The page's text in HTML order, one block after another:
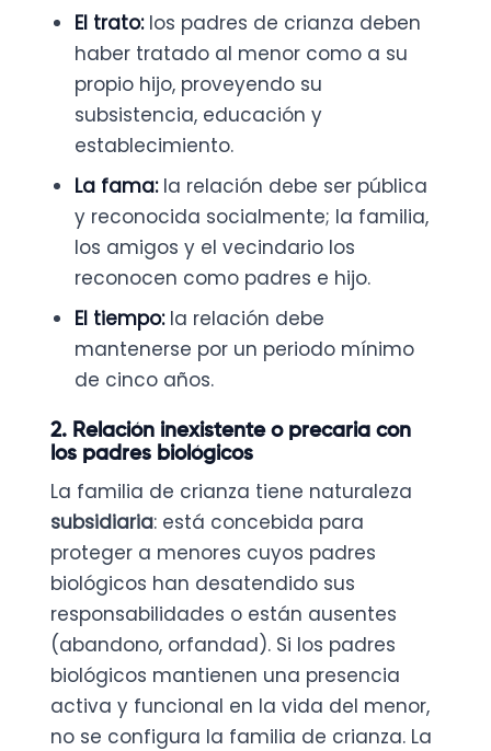
El trato:los padres de crianza deben
haber tratado al menor como a su
propio hijo, proveyendo su
subsistencia, educación y
establecimiento.
La fama:la relación debe ser pública
y reconocida socialmente; la familia,
los amigos y el vecindario los
reconocen como padres e hijo.
El tiempo:la relación debe
mantenerse por un periodo mínimo
de cinco años.
2. Relación inexistente o precaria con
los padres biológicos
La familia de crianza tiene naturaleza
subsidiaria: está concebida para
proteger a menores cuyos padres
biológicos han desatendido sus
responsabilidades o están ausentes
(abandono, orfandad). Si los padres
biológicos mantienen una presencia
activa y funcional en la vida del menor,
no se configura la familia de crianza. La